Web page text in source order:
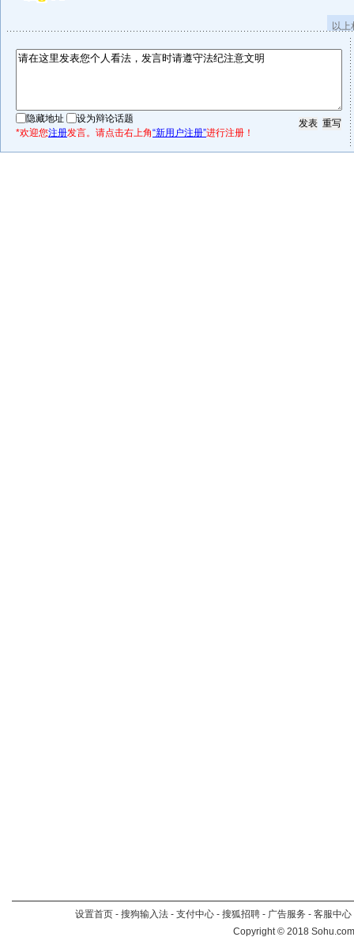
以
隐藏地址
设为辩论话题
*欢迎您注册发言。请点击右上角“新用户注册”进行注册！
设置首页 - 搜狗输入法 - 支付中心 - 搜狐招聘 - 广告服务 - 客服中心
Copyright©2018